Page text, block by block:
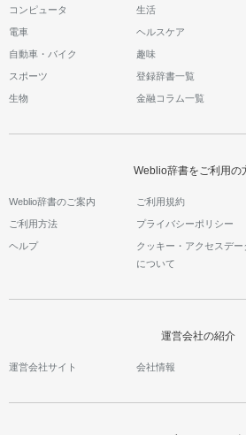
コンピュータ 生活
電車 ヘルスケア
自動車・バイク 趣味
スポーツ 登録辞書一覧
生物 金融コラム一覧
Weblio辞書をご利用の
Weblio辞書のご案内 ご利用規約
ご利用方法 プライバシーポリシー
ヘルプ
クッキー・アクセスデー
について
運営会社の紹介
運営会社サイト 会社情報